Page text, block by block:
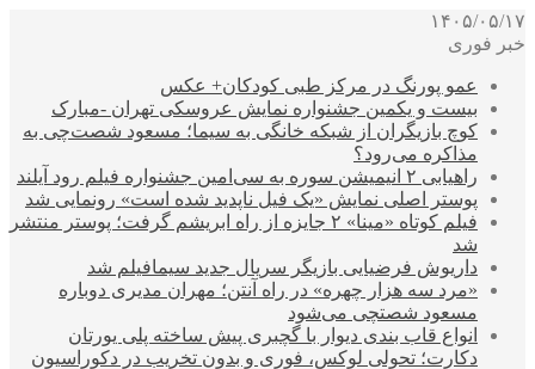
۱۴۰۵/۰۵/۱۷
خبر فوری
عمو پورنگ در مرکز طبی کودکان+ عکس
بیست و یکمین جشنواره نمایش عروسکی تهران -مبارک
کوچ بازیگران از شبکه خانگی به سیما؛ مسعود شصت‌چی به
مذاکره می‌رود؟
راهیابی ۲ انیمیشن سوره به سی‌امین جشنواره فیلم رود آیلند
پوستر اصلی نمایش «یک فیل ناپدید شده است» رونمایی شد
فیلم کوتاه «مینا» ۲ جایزه از راه ابریشم گرفت؛ پوستر منتشر
شد
داریوش فرضیایی بازیگر سریال جدید سیمافیلم شد
«مرد سه هزار چهره» در راه آنتن؛ مهران مدیری دوباره
مسعود شصتچی می‌شود
انواع قاب بندی دیوار با گچبری پیش ساخته پلی یورتان
دکارت؛ تحولی لوکس، فوری و بدون تخریب در دکوراسیون